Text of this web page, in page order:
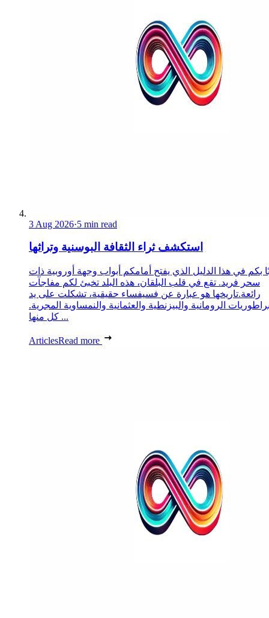
3 Aug 2026·5 min read
استكشف ثراء الثقافة البوسنية وتراثها
بكم في هذا الدليل الذي يفتح أمامكم أبواب وجهة أوروبية ذات
سحر فريد. تقع في قلب البلقان، هذه البلد تخبئ لكم مفاجآت
رائعة.تاريخها هو عبارة عن فسيفساء حقيقية، تشكلت على يد
الرومانية والبيزنطية والعثمانية والنمساوية المجرية.
كل منها ...
ArticlesRead more